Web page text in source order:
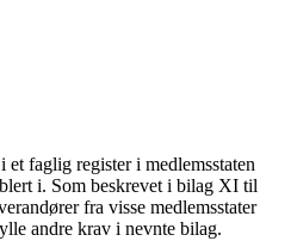
et faglig register i medlemsstaten
i. Som beskrevet i bilag XI til
fra visse medlemsstater
andre krav i nevnte bilag.